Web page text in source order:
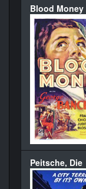
Blood Money
Peitsche, Die